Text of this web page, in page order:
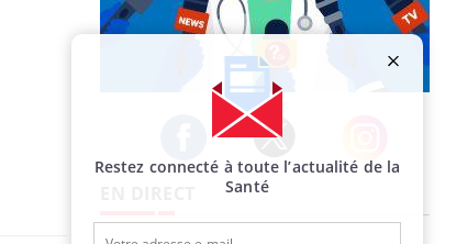
Facebook Twitter Instagram
Restez connecté à toute l’actualité de la
Santé